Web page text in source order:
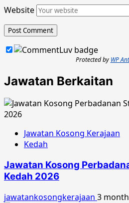
Website
Protected by WP
Jawatan Berkaitan
Jawatan Kosong Kerajaan
Kedah
Jawatan Kosong
Kedah 2026
jawatankosongkerajaan 3